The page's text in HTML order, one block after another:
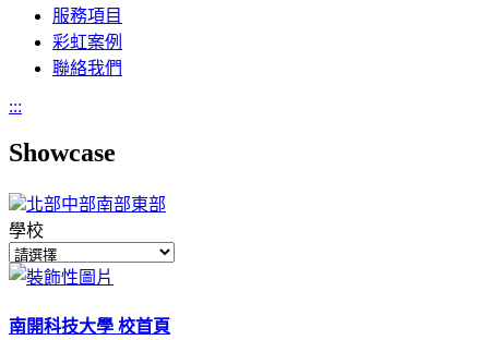
服務項目
彩虹案例
聯絡我們
:::
Showcase
北部中部南部東部
學校
南開科技大學 校首頁